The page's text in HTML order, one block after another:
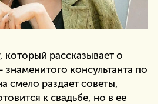
который рассказывает о
консультанта по
смело раздает советы,
к свадьбе, но в ее